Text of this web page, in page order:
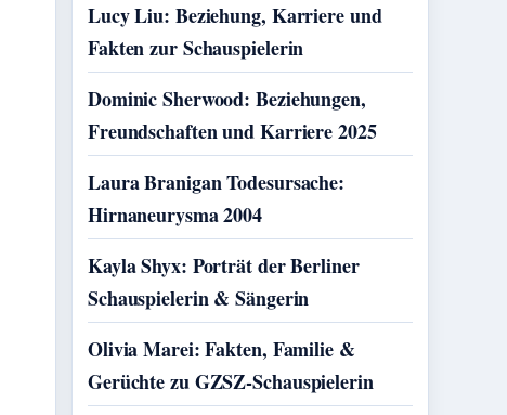
Lucy Liu: Beziehung, Karriere und
Fakten zur Schauspielerin
Dominic Sherwood: Beziehungen,
Freundschaften und Karriere 2025
Laura Branigan Todesursache:
Hirnaneurysma 2004
Kayla Shyx: Porträt der Berliner
Schauspielerin & Sängerin
Olivia Marei: Fakten, Familie &
Gerüchte zu GZSZ-Schauspielerin